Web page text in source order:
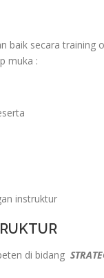
baik secara
muka :
instruktur
di bidang